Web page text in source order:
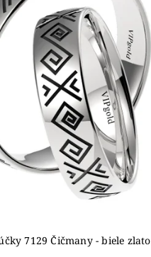
7129 Čičmany - biele zlato